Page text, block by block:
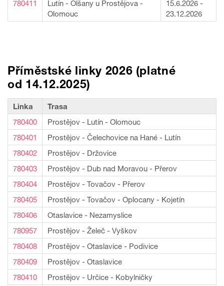
780411
Lutín - Olšany u Prostějova -
Olomouc
15.6.2026 -
23.12.2026
Příměstské linky 2026 (platné
od 14.12.2025)
Linka Trasa
780400 Prostějov - Lutín - Olomouc
780401 Prostějov - Čelechovice na Hané - Lutín
780402 Prostějov - Držovice
780403 Prostějov - Dub nad Moravou - Přerov
780404 Prostějov - Tovačov - Přerov
780405 Prostějov - Tovačov - Oplocany - Kojetín
780406 Otaslavice - Nezamyslice
780957 Prostějov - Želeč - Vyškov
780408 Prostějov - Otaslavice - Podivice
780409 Prostějov - Otaslavice
780410 Prostějov - Určice - Kobylničky